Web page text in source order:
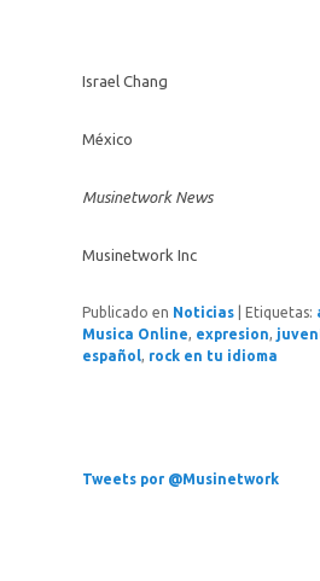
Israel Chang
México
Musinetwork News
Musinetwork Inc
Publicado en Noticias Etiquetas:
Musica Online, expresion,
español, rock en tu idioma
Tweets por @Musinetwork